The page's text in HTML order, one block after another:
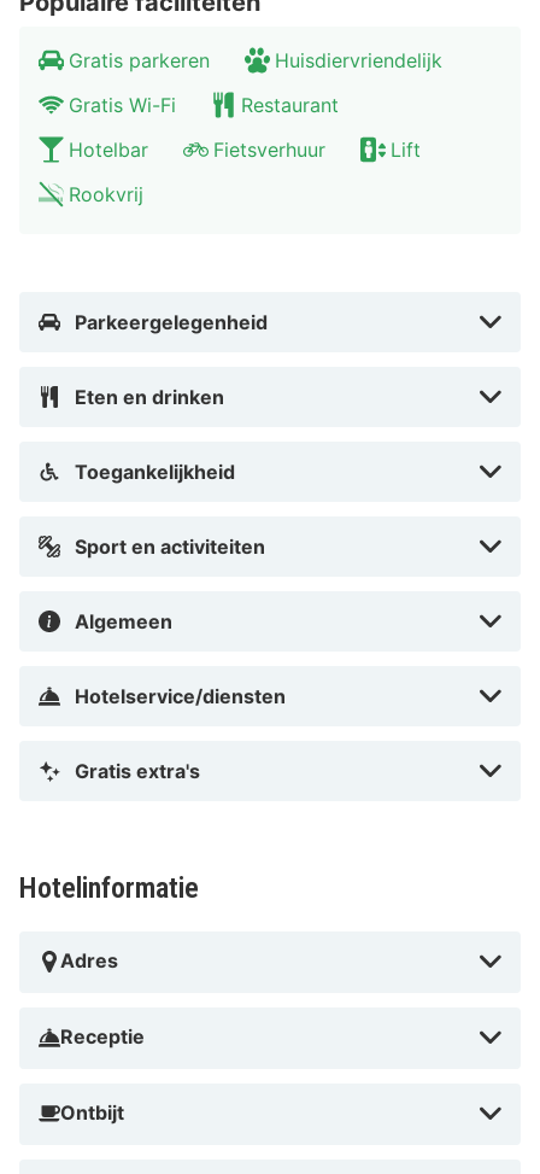
sfeervolle stad heeft vele historische
bezienswaardigheden en een uitgebreid
centrum en strijk met mooi weer neer op een gezellig
terrasje. Shopliefhebbers zijn zowel in het stadshart als
Gratis parkeren
Huisdiervriendelijk
Gratis Wi-Fi
Restaurant
Hotelbar
Fietsverhuur
Lift
Rookvrij
Parkeergelegenheid
Eten en drinken
Toegankelijkheid
Sport en activiteiten
Algemeen
Hotelservice/diensten
Gratis extra's
Hotelinformatie
Adres
Receptie
Ontbijt